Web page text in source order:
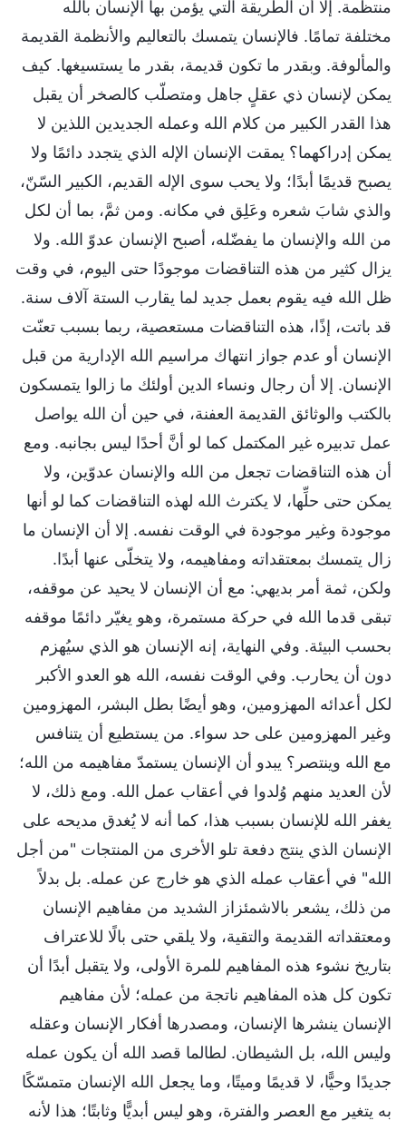
منتظمة. إلا أن الطريقة التي يؤمن بها الإنسان بالله
مختلفة تمامًا. فالإنسان يتمسك بالتعاليم والأنظمة القديمة
والمألوفة. وبقدر ما تكون قديمة، بقدر ما يستسيغها. كيف
يمكن لإنسان ذي عقلٍ جاهل ومتصلّب كالصخر أن يقبل
هذا القدر الكبير من كلام الله وعمله الجديدين اللذين لا
يمكن إدراكهما؟ يمقت الإنسان الإله الذي يتجدد دائمًا ولا
يصبح قديمًا أبدًا؛ ولا يحب سوى الإله القديم، الكبير السّنّ،
والذي شابَ شعره وعَلِق في مكانه. ومن ثمَّ، بما أن لكل
من الله والإنسان ما يفضّله، أصبح الإنسان عدوّ الله. ولا
يزال كثير من هذه التناقضات موجودًا حتى اليوم، في وقت
ظل الله فيه يقوم بعمل جديد لما يقارب الستة آلاف سنة.
قد باتت، إذًا، هذه التناقضات مستعصية، ربما بسبب تعنّت
الإنسان أو عدم جواز انتهاك مراسيم الله الإدارية من قبل
الإنسان. إلا أن رجال ونساء الدين أولئك ما زالوا يتمسكون
بالكتب والوثائق القديمة العفنة، في حين أن الله يواصل
عمل تدبيره غير المكتمل كما لو أنَّ أحدًا ليس بجانبه. ومع
أن هذه التناقضات تجعل من الله والإنسان عدوّين، ولا
يمكن حتى حلِّها، لا يكترث الله لهذه التناقضات كما لو أنها
موجودة وغير موجودة في الوقت نفسه. إلا أن الإنسان ما
زال يتمسك بمعتقداته ومفاهيمه، ولا يتخلّى عنها أبدًا.
ولكن، ثمة أمر بديهي: مع أن الإنسان لا يحيد عن موقفه،
تبقى قدما الله في حركة مستمرة، وهو يغيّر دائمًا موقفه
بحسب البيئة. وفي النهاية، إنه الإنسان هو الذي سيُهزم
دون أن يحارب. وفي الوقت نفسه، الله هو العدو الأكبر
لكل أعدائه المهزومين، وهو أيضًا بطل البشر، المهزومين
وغير المهزومين على حد سواء. من يستطيع أن يتنافس
مع الله وينتصر؟ يبدو أن الإنسان يستمدّ مفاهيمه من الله؛
لأن العديد منهم وُلدوا في أعقاب عمل الله. ومع ذلك، لا
يغفر الله للإنسان بسبب هذا، كما أنه لا يُغدق مديحه على
الإنسان الذي ينتج دفعة تلو الأخرى من المنتجات "من أجل
الله" في أعقاب عمله الذي هو خارج عن عمله. بل بدلاً
من ذلك، يشعر بالاشمئزاز الشديد من مفاهيم الإنسان
ومعتقداته القديمة والتقية، ولا يلقي حتى بالًا للاعتراف
بتاريخ نشوء هذه المفاهيم للمرة الأولى، ولا يتقبل أبدًا أن
تكون كل هذه المفاهيم ناتجة من عمله؛ لأن مفاهيم
الإنسان ينشرها الإنسان، ومصدرها أفكار الإنسان وعقله
وليس الله، بل الشيطان. لطالما قصد الله أن يكون عمله
جديدًا وحيًّا، لا قديمًا وميتًا، وما يجعل الله الإنسان متمسّكًا
به يتغير مع العصر والفترة، وهو ليس أبديًّا وثابتًا؛ هذا لأنه